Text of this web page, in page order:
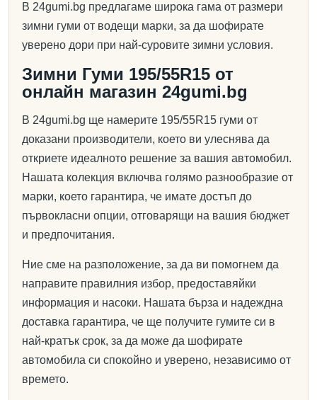
В 24gumi.bg предлагаме широка гама от размери
зимни гуми от водещи марки, за да шофирате
уверено дори при най-суровите зимни условия.
Зимни Гуми 195/55R15 от
онлайн магазин 24gumi.bg
В 24gumi.bg ще намерите 195/55R15 гуми от
доказани производители, което ви улеснява да
откриете идеалното решение за вашия автомобил.
Нашата колекция включва голямо разнообразие от
марки, което гарантира, че имате достъп до
първокласни опции, отговарящи на вашия бюджет
и предпочитания.
Ние сме на разположение, за да ви помогнем да
направите правилния избор, предоставяйки
информация и насоки. Нашата бърза и надеждна
доставка гарантира, че ще получите гумите си в
най-кратък срок, за да може да шофирате
автомобила си спокойно и уверено, независимо от
времето.